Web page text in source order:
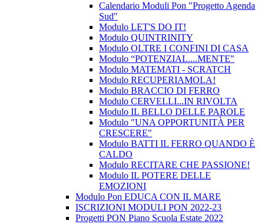
Calendario Moduli Pon "Progetto Agenda
Sud"
Modulo LET'S DO IT!
Modulo QUINTRINITY
Modulo OLTRE I CONFINI DI CASA
Modulo “POTENZIAL....MENTE"
Modulo MATEMATI - SCRATCH
Modulo RECUPERIAMOLA!
Modulo BRACCIO DI FERRO
Modulo CERVELLI...IN RIVOLTA
Modulo IL BELLO DELLE PAROLE
Modulo "UNA OPPORTUNITÀ PER
CRESCERE"
Modulo BATTI IL FERRO QUANDO È
CALDO
Modulo RECITARE CHE PASSIONE!
Modulo IL POTERE DELLE
EMOZIONI
Modulo Pon EDUCA CON IL MARE
ISCRIZIONI MODULI PON 2022-23
Progetti PON Piano Scuola Estate 2022